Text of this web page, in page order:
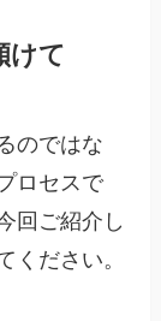
けて
のではな
ロセスで
回ご紹介し
ください。